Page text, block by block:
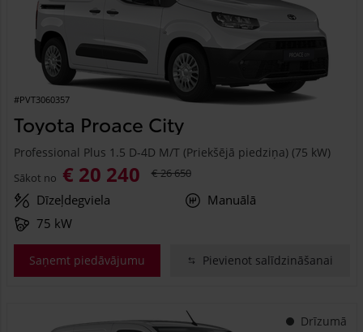
#PVT3060357
Toyota Proace City
Professional Plus 1.5 D-4D M/T (Priekšējā piedziņa) (75 kW)
Sākot no € 20 240 € 26 650
Dīzeļdegviela
Manuālā
75 kW
Saņemt piedāvājumu Pievienot salīdzināšanai
Drīzumā